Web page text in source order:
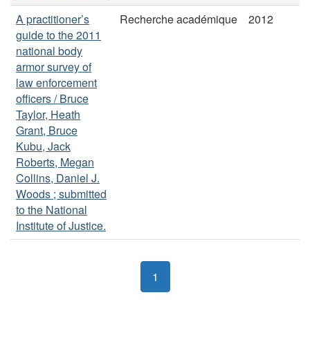
A practitioner’s
guide to the 2011
national body
armor survey of
law enforcement
officers / Bruce
Taylor, Heath
Grant, Bruce
Kubu, Jack
Roberts, Megan
Collins, Daniel J.
Woods ; submitted
to the National
Institute of Justice.
Recherche académique 2012
1